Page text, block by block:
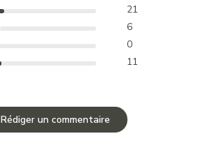
21
6
0
11
Rédiger un commentaire